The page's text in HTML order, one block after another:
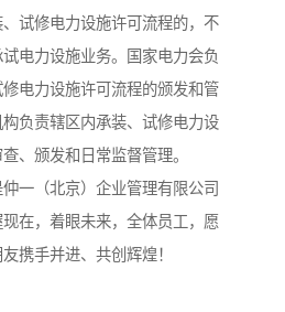
试修电力设施许可流程的，不
电力设施业务。国家电力会负
电力设施许可流程的颁发和管
负责辖区内承装、试修电力设
、颁发和日常监督管理。
一（北京）企业管理有限公司
在，着眼未来，全体员工，愿
携手并进、共创辉煌！